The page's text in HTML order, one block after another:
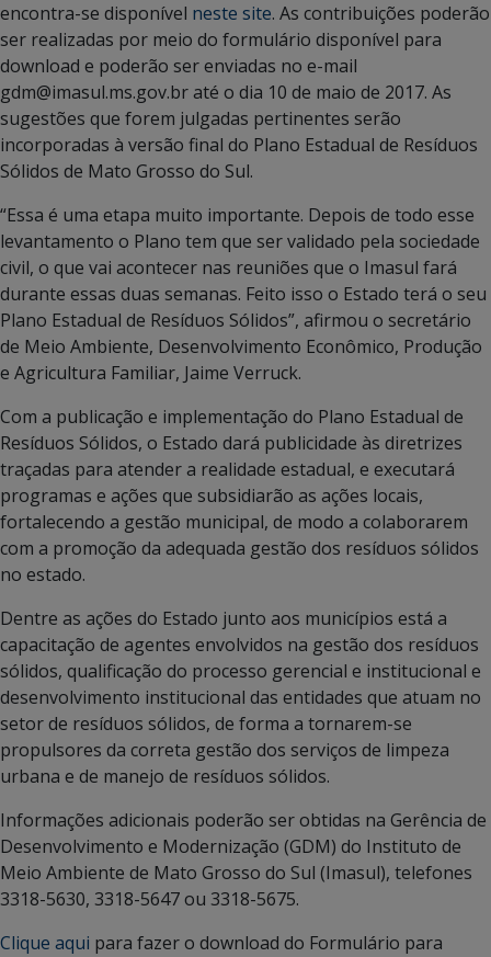
encontra-se disponível neste site. As contribuições poderão
ser realizadas por meio do formulário disponível para
download e poderão ser enviadas no e-mail
gdm@imasul.ms.gov.br até o dia 10 de maio de 2017. As
sugestões que forem julgadas pertinentes serão
incorporadas à versão final do Plano Estadual de Resíduos
Sólidos de Mato Grosso do Sul.
“Essa é uma etapa muito importante. Depois de todo esse
levantamento o Plano tem que ser validado pela sociedade
civil, o que vai acontecer nas reuniões que o Imasul fará
durante essas duas semanas. Feito isso o Estado terá o seu
Plano Estadual de Resíduos Sólidos”, afirmou o secretário
de Meio Ambiente, Desenvolvimento Econômico, Produção
e Agricultura Familiar, Jaime Verruck.
Com a publicação e implementação do Plano Estadual de
Resíduos Sólidos, o Estado dará publicidade às diretrizes
traçadas para atender a realidade estadual, e executará
programas e ações que subsidiarão as ações locais,
fortalecendo a gestão municipal, de modo a colaborarem
com a promoção da adequada gestão dos resíduos sólidos
no estado.
Dentre as ações do Estado junto aos municípios está a
capacitação de agentes envolvidos na gestão dos resíduos
sólidos, qualificação do processo gerencial e institucional e
desenvolvimento institucional das entidades que atuam no
setor de resíduos sólidos, de forma a tornarem-se
propulsores da correta gestão dos serviços de limpeza
urbana e de manejo de resíduos sólidos.
Informações adicionais poderão ser obtidas na Gerência de
Desenvolvimento e Modernização (GDM) do Instituto de
Meio Ambiente de Mato Grosso do Sul (Imasul), telefones
3318-5630, 3318-5647 ou 3318-5675.
Clique aqui para fazer o download do Formulário para